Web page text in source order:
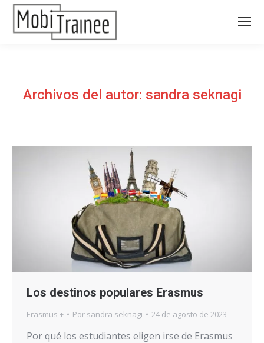
Archivos del autor: sandra seknagi
Los destinos populares Erasmus
Erasmus + Por sandra seknagi 24 de agosto de 2023
Por qué los estudiantes eligen irse de Erasmus